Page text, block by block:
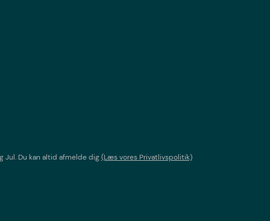
Jul. Du kan altid afmelde dig(Læs vores Privatlivspolitik)